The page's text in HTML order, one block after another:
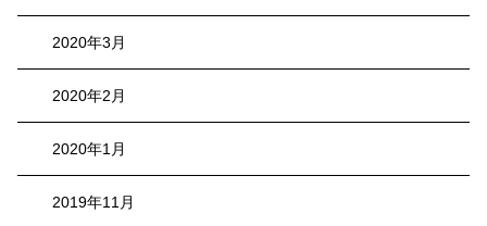
2020年3月
2020年2月
2020年1月
2019年11月